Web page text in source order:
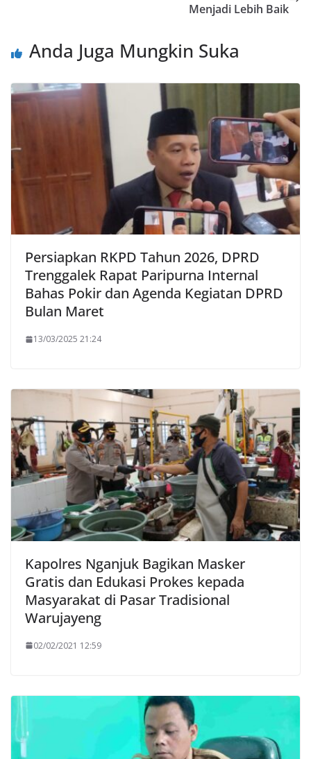
Menjadi Lebih Baik
Anda Juga Mungkin Suka
Persiapkan RKPD Tahun 2026, DPRD
Trenggalek Rapat Paripurna Internal
Bahas Pokir dan Agenda Kegiatan DPRD
Bulan Maret
13/03/2025 21:24
Kapolres Nganjuk Bagikan Masker
Gratis dan Edukasi Prokes kepada
Masyarakat di Pasar Tradisional
Warujayeng
02/02/2021 12:59